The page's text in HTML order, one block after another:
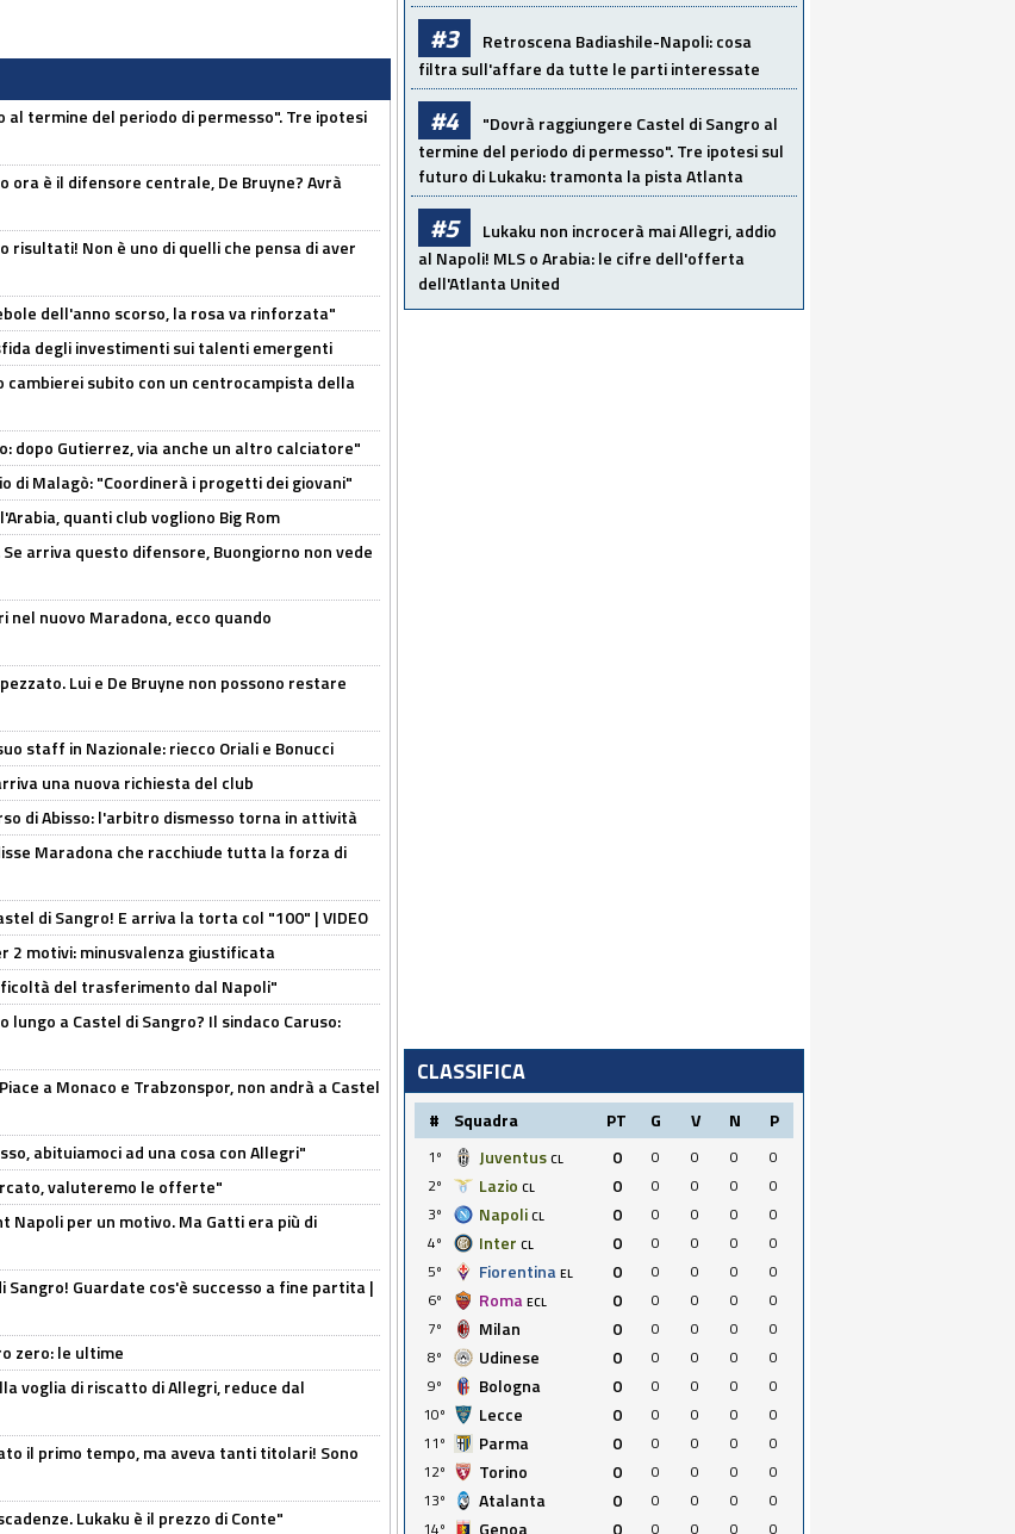
al termine del periodo di permesso". Tre ipotesi
ora è il difensore centrale, De Bruyne? Avrà
Non è uno di quelli che pensa di aver
dell'anno scorso, la rosa va rinforzata"
degli investimenti sui talenti emergenti
cambierei subito con un centrocampista della
dopo Gutierrez, via anche un altro calciatore"
di Malagò: "Coordinerà i progetti dei giovani"
quanti club vogliono Big Rom
Se arriva questo difensore, Buongiorno non vede
nel nuovo Maradona, ecco quando
Lui e De Bruyne non possono restare
staff in Nazionale: riecco Oriali e Bonucci
una nuova richiesta del club
di Abisso: l'arbitro dismesso torna in attività
Maradona che racchiude tutta la forza di
di Sangro! E arriva la torta col "100" | VIDEO
2 motivi: minusvalenza giustificata
del trasferimento dal Napoli"
lungo a Castel di Sangro? Il sindaco Caruso:
a Monaco e Trabzonspor, non andrà a Castel
abituiamoci ad una cosa con Allegri"
valuteremo le offerte"
Napoli per un motivo. Ma Gatti era più di
Sangro! Guardate cos'è successo a fine partita |
zero: le ultime
voglia di riscatto di Allegri, reduce dal
il primo tempo, ma aveva tanti titolari! Sono
Lukaku è il prezzo di Conte"
#3
Retroscena Badiashile-Napoli: cosa
filtra sull'affare da tutte le parti interessate
#4
"Dovrà raggiungere Castel di Sangro al
termine del periodo di permesso". Tre ipotesi sul
futuro di Lukaku: tramonta la pista Atlanta
#5
Lukaku non incrocerà mai Allegri, addio
al Napoli! MLS o Arabia: le cifre dell'offerta
dell'Atlanta United
CLASSIFICA
# Squadra PT G V N P
1º Juventus CL 0 0 0 0
0
2º
Lazio CL 0 0 0 0
0
3º
Napoli CL 0 0 0 0
0
4º
Inter CL 0 0 0 0
0
5º
Fiorentina EL 0 0 0 0
0
6º
Roma ECL 0 0 0 0
0
7º
Milan 0 0 0 0
0
8º
Udinese 0 0 0 0
0
9º
Bologna 0 0 0 0
0
10º
Lecce 0 0 0 0
0
11º
Parma 0 0 0 0
0
12º
Torino 0 0 0 0
0
13º
Atalanta 0 0 0 0
0
14º
Genoa 0 0 0 0 0